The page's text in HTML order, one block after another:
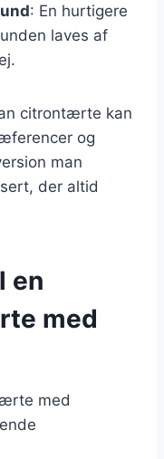
: En hurtigere
laves af
citrontærte kan
og
man
der altid
en
med
med